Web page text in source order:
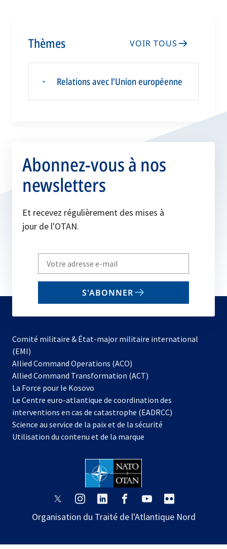
Thèmes VOIR TOUS
▪ Relations avec l’Union européenne
Abonnez-vous à nos
newsletters
Et recevez régulièrement des mises à
jour de l'OTAN.
Write
your
email
S'ABONNER
Comité militaire & État-major militaire international
(EMI)
Allied Command Operations (ACO)
dans
nouvel
onglet
Allied Command Transformation (ACT)
La Force pour le Kosovo
dans
un
nouvel
onglet
Le Centre euro-atlantique de coordination des
interventions en cas de catastrophe (EADRCC)
Science au service de la paix et de la sécurité
Utilisation du contenu et de la marque
s’ouvre
un
s’ouvre
un
s’ouvre
un
s’ouvre
un
s’ouvre
un
un
Organisation du Traité de l'Atlantique Nord